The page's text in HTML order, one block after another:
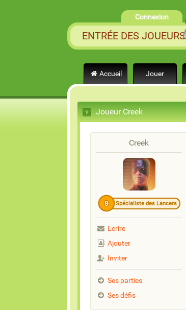
Connexion
ENTRÉE DES JOUEURS
Accueil Jouer
Joueur Creek
Creek
9 Spécialiste des Lancers
Ecrire
Ajouter
Inviter
Ses parties
Ses défis